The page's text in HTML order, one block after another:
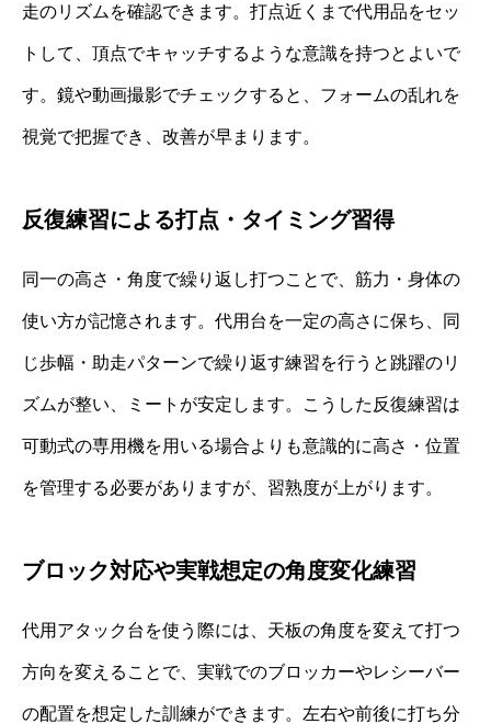
走のリズムを確認できます。打点近くまで代用品をセッ
トして、頂点でキャッチするような意識を持つとよいで
す。鏡や動画撮影でチェックすると、フォームの乱れを
視覚で把握でき、改善が早まります。
反復練習による打点・タイミング習得
同一の高さ・角度で繰り返し打つことで、筋力・身体の
使い方が記憶されます。代用台を一定の高さに保ち、同
じ歩幅・助走パターンで繰り返す練習を行うと跳躍のリ
ズムが整い、ミートが安定します。こうした反復練習は
可動式の専用機を用いる場合よりも意識的に高さ・位置
を管理する必要がありますが、習熟度が上がります。
ブロック対応や実戦想定の角度変化練習
代用アタック台を使う際には、天板の角度を変えて打つ
方向を変えることで、実戦でのブロッカーやレシーバー
の配置を想定した訓練ができます。左右や前後に打ち分